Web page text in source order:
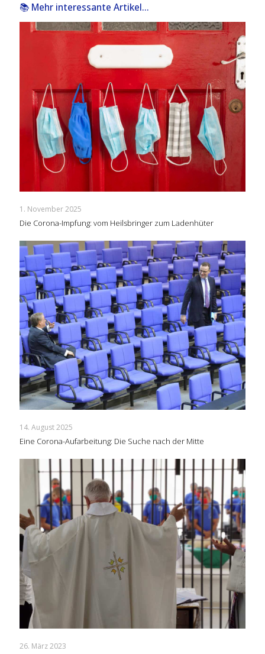
📚 Mehr interessante Artikel...
1. November 2025
Die Corona-Impfung: vom Heilsbringer zum Ladenhüter
14. August 2025
Eine Corona-Aufarbeitung: Die Suche nach der Mitte
26. März 2023